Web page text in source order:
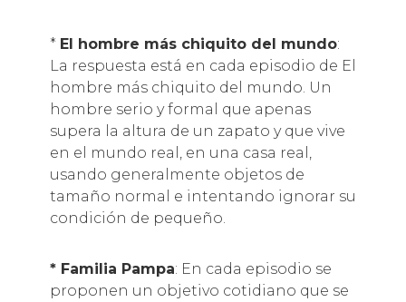
* El hombre más chiquito del mundo:
La respuesta está en cada episodio de El
hombre más chiquito del mundo. Un
hombre serio y formal que apenas
supera la altura de un zapato y que vive
en el mundo real, en una casa real,
usando generalmente objetos de
tamaño normal e intentando ignorar su
condición de pequeño.
* Familia Pampa: En cada episodio se
proponen un objetivo cotidiano que se